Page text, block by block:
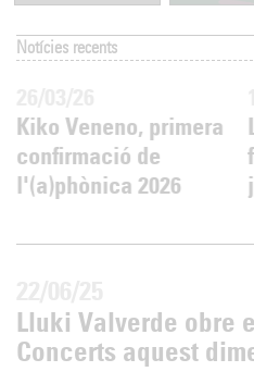
Notícies recents
Kiko Veneno, primera
confirmació de
l'(a)phònica 2026
Lluki Valverde obre
Concerts aquest